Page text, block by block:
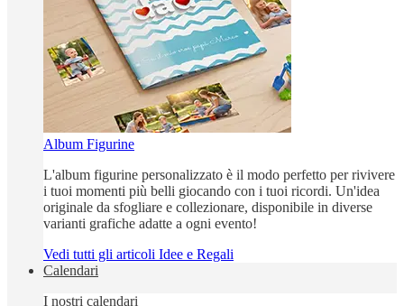
Album Figurine
L'album figurine personalizzato è il modo perfetto per rivivere
i tuoi momenti più belli giocando con i tuoi ricordi. Un'idea
originale da sfogliare e collezionare, disponibile in diverse
varianti grafiche adatte a ogni evento!
Vedi tutti gli articoli Idee e Regali
Calendari
I nostri calendari